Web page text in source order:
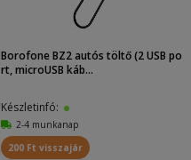
Borofone BZ2 autós töltő (2 USB po
rt, microUSB káb...
Készletinfó:
2-4 munkanap
200 Ft visszajár